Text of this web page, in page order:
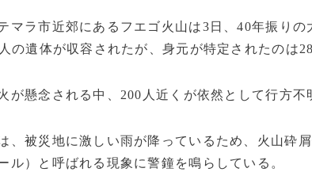
マラ市近郊にあるフエゴ火山は3日、40年振りの
の遺体が収容されたが、身元が特定されたのは
が懸念される中、200人近くが依然として行方不
、被災地に激しい雨が降っているため、火山砕
ル）と呼ばれる現象に警鐘を鳴らしている。